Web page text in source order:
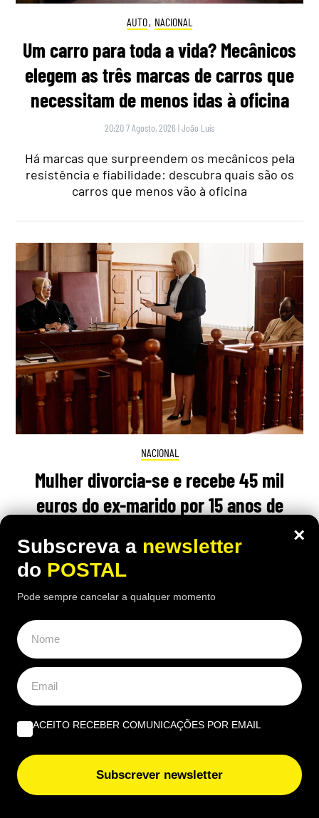
AUTO, NACIONAL
Um carro para toda a vida? Mecânicos
elegem as três marcas de carros que
necessitam de menos idas à oficina
20:20 7 Agosto, 2026 |João Luís
Há marcas que surpreendem os mecânicos pela
resistência e fiabilidade: descubra quais são os
carros que menos vão à oficina
NACIONAL
Mulher divorcia-se e recebe 45 mil
euros do ex-marido por 15 anos de
‘palavra final’
fixou uma compensação de 45 mil euros
ÚLTIMAS NOTÍCIAS
Vem aí chuva e trovoada: mau tempo regressa e estas
serão as regiões mais afetadas
×
Subscreva a newsletter
do POSTAL
Pode sempre cancelar a qualquer momento
ACEITO RECEBER COMUNICAÇÕES POR EMAIL
Subscrever newsletter